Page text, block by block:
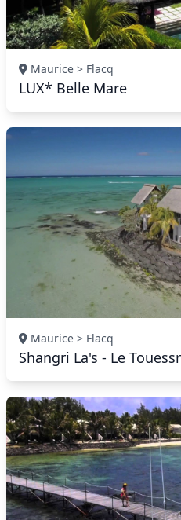
Maurice > Flacq
LUX* Belle Mare
Maurice > Flacq
Shangri La's - Le